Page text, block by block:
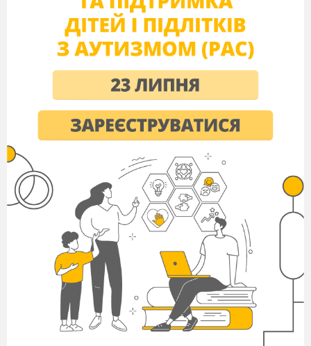
Дроби виникли з практичних потреб людини
приблизно в 17 ст. до н. е. «Попасти в дроби» -
німецьке прислів’я із середніх віків, що означає
«опинитися в скрутному становищі».
Чи зуміємо ми справитися із задачами на
дроби, які можуть зустрітися нам у житті?
Важливу роль у математиці відіграють задачі.
Історія свідчить, що математика як наука
виникла із задач. Найдавніші єгипетські
папіруси – це збірка задач.
Задачі розвивають мислення, уяву, виховують
волю, наполегливість, сприяють розвитку
творчості, кмітливості.
(На дошці зображена гора з найвищою
вершиною, на якій прихований «скарб» - листок
з надписом «Здоров
я – найбільший скарб!».
Щоб дійти до вершини нам треба подолати
багато перешкод – математичних задач.
То ж вперед, до вершини успіху!